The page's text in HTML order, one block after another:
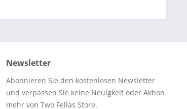
Newsletter
Abonnieren Sie den kostenlosen Newsletter
und verpassen Sie keine Neuigkeit oder Aktion
mehr von Two Fellas Store.